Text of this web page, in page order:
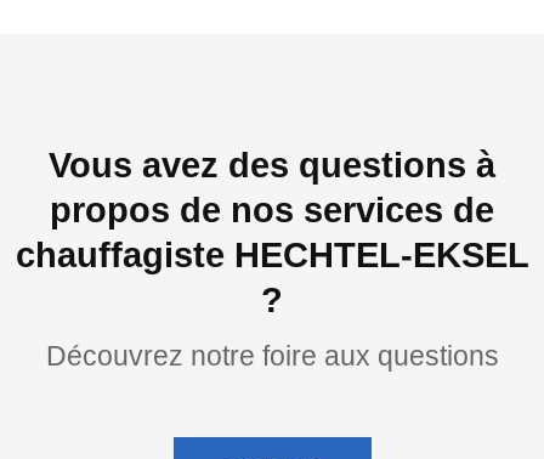
Vous avez des questions à
propos de nos services de
chauffagiste HECHTEL-EKSEL
?
Découvrez notre foire aux questions